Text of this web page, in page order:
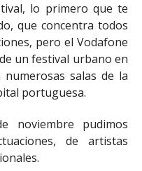
lo primero que te
que concentra todos
pero el Vodafone
un festival urbano en
salas de la
portuguesa.
noviembre pudimos
de artistas